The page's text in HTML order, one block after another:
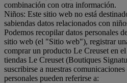
combinación con otra información.
Niños: Este sitio web no está
sabiendas datos relacionados con
Podemos recopilar datos personales
sitio web (el "Sitio web"), registrar
comprar un producto Le Creuset en
tiendas Le Creuset (Boutiques
suscribirse a nuestras
personales pueden referirse a: